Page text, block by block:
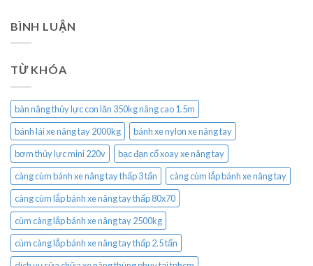
BÌNH LUẬN
TỪ KHÓA
bàn nâng thủy lực con lăn 350kg nâng cao 1.5m
bánh lái xe nâng tay 2000kg
bánh xe nylon xe nâng tay
bơm thủy lực mini 220v
bạc đạn cổ xoay xe nâng tay
càng cùm bánh xe nâng tay thấp 3 tấn
càng cùm lắp bánh xe nâng tay
càng cùm lắp bánh xe nâng tay thấp 80x70
cùm càng lắp bánh xe nâng tay 2500kg
cùm càng lắp bánh xe nâng tay thấp 2.5 tấn